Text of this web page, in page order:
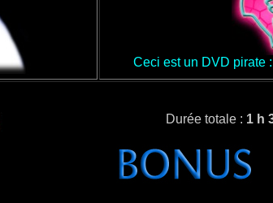
Ceci est un DVD pirate
Durée totale : 1 h